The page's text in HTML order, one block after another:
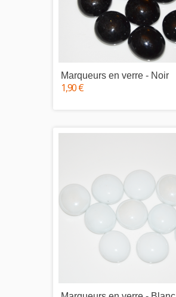
Marqueurs en verre - Noir
1,90 €